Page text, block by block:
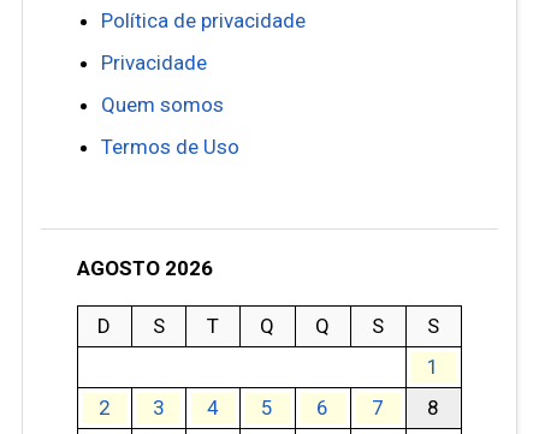
Política de privacidade
Privacidade
Quem somos
Termos de Uso
AGOSTO 2026
D S T Q Q S
S
1
2
3 4 5 6 7 8